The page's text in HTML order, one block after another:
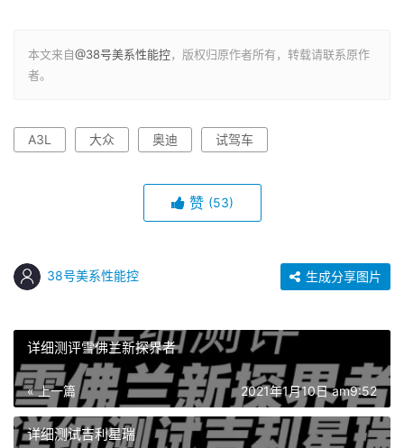
本文来自@38号美系性能控，版权归原作者所有，转载请联系原作
者。
A3L 大众 奥迪 试驾车
赞 (53)
38号美系性能控 生成分享图片
详细测评雪佛兰新探界者
« 上一篇 2021年1月10日 am9:52
详细测试吉利星瑞